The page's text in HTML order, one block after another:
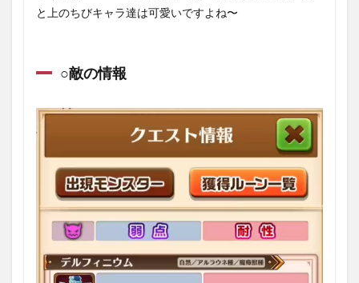
に挑
○クエ
スト
戦③
に挑
戦④
○戦闘
2
と上のちびキャラ達は可愛いですよね〜
○敵の情報